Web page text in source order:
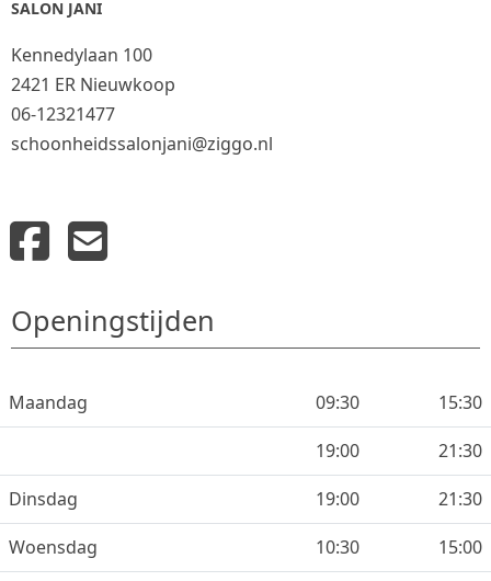
SALON JANI
Kennedylaan 100
2421 ER Nieuwkoop
06-12321477
schoonheidssalonjani@ziggo.nl
Openingstijden
Maandag 09:30
15:30
19:00
21:30
Dinsdag
19:00
21:30
Woensdag
10:30
15:00